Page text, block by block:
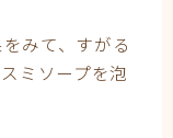
みて、すがる
ミソープを泡